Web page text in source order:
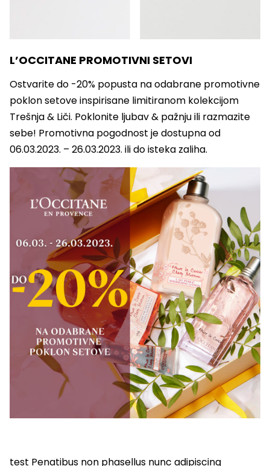
L’OCCITANE PROMOTIVNI SETOVI
Ostvarite do -20% popusta na odabrane promotivne
poklon setove inspirisane limitiranom kolekcijom
Trešnja & Liči. Poklonite ljubav & pažnju ili razmazite
sebe! Promotivna pogodnost je dostupna od
06.03.2023. – 26.03.2023. ili do isteka zaliha.
test Penatibus non phasellus nunc adipiscing